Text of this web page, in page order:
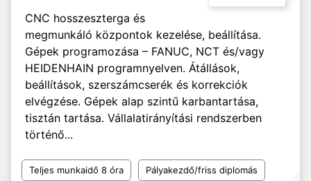
CNC hosszeszterga és
megmunkáló központok kezelése, beállítása.
Gépek programozása – FANUC, NCT és/vagy
HEIDENHAIN programnyelven. Átállások,
beállítások, szerszámcserék és korrekciók
elvégzése. Gépek alap szintű karbantartása,
tisztán tartása. Vállalatirányítási rendszerben
történő...
Teljes munkaidő 8 óra Pályakezdő/friss diplomás